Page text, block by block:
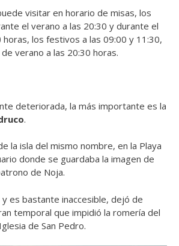
visitar en horario de misas, los
el verano a las 20:30 y durante el
horas, los festivos a las 09:00 y 11:30,
verano a las 20:30 horas.
deteriorada, la más importante es la
.
la isla del mismo nombre, en la Playa
donde se guardaba la imagen de
de Noja.
es bastante inaccesible, dejó de
temporal que impidió la romería del
de San Pedro.